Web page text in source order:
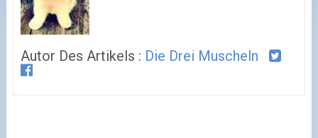
Autor Des Artikels : Die Drei Muscheln